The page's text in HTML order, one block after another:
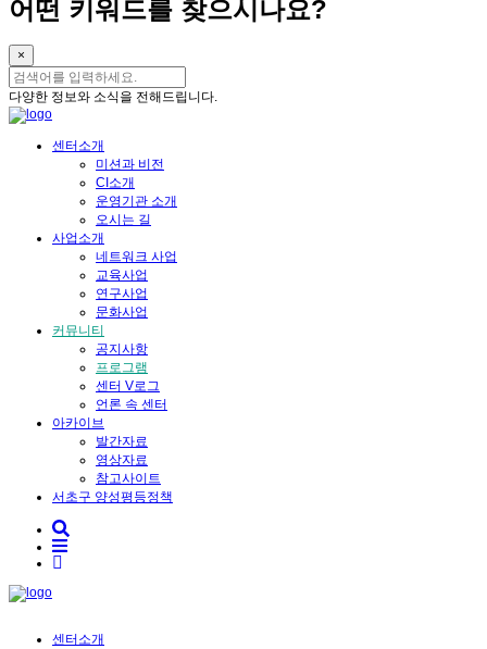
어떤 키워드를 찾으시나요?
×
다양한 정보와 소식을 전해드립니다.
센터소개
미션과 비전
CI소개
운영기관 소개
오시는 길
사업소개
네트워크 사업
교육사업
연구사업
문화사업
커뮤니티
공지사항
프로그램
센터 V로그
언론 속 센터
아카이브
발간자료
영상자료
참고사이트
서초구 양성평등정책
센터소개